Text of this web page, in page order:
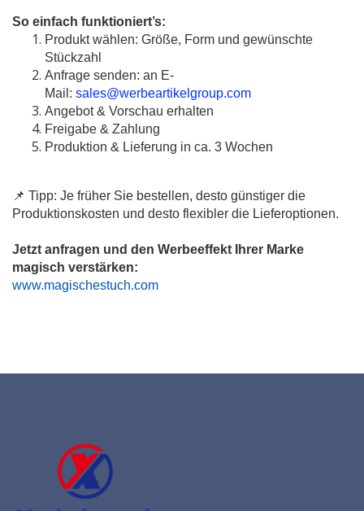
So einfach funktioniert’s:
Produkt wählen: Größe, Form und gewünschte
Stückzahl
Anfrage senden: an E-
Mail: sales@werbeartikelgroup.com
Angebot & Vorschau erhalten
Freigabe & Zahlung
Produktion & Lieferung in ca. 3 Wochen
📌 Tipp: Je früher Sie bestellen, desto günstiger die
Produktionskosten und desto flexibler die Lieferoptionen.
Jetzt anfragen und den Werbeeffekt Ihrer Marke
magisch verstärken:
www.magischestuch.com